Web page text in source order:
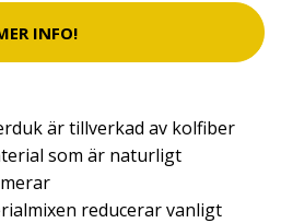
INFO!
är tillverkad av kolfiber
som är naturligt
reducerar vanligt